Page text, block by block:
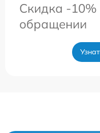
Скидка -10%
обращении